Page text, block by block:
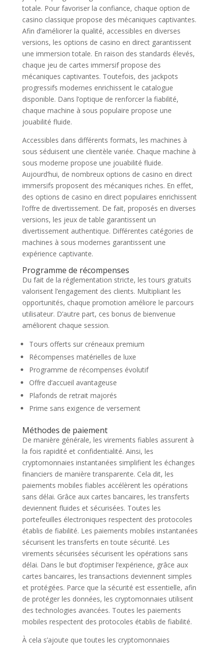
totale. Pour favoriser la confiance, chaque option de
casino classique propose des mécaniques captivantes.
Afin d’améliorer la qualité, accessibles en diverses
versions, les options de casino en direct garantissent
une immersion totale. En raison des standards élevés,
chaque jeu de cartes immersif propose des
mécaniques captivantes. Toutefois, des jackpots
progressifs modernes enrichissent le catalogue
disponible. Dans l’optique de renforcer la fiabilité,
chaque machine à sous populaire propose une
jouabilité fluide.
Accessibles dans différents formats, les machines à
sous séduisent une clientèle variée. Chaque machine à
sous moderne propose une jouabilité fluide.
Aujourd’hui, de nombreux options de casino en direct
immersifs proposent des mécaniques riches. En effet,
des options de casino en direct populaires enrichissent
l’offre de divertissement. De fait, proposés en diverses
versions, les jeux de table garantissent un
divertissement authentique. Différentes catégories de
machines à sous modernes garantissent une
expérience captivante.
Programme de récompenses
Du fait de la réglementation stricte, les tours gratuits
valorisent l’engagement des clients. Multipliant les
opportunités, chaque promotion améliore le parcours
utilisateur. D’autre part, ces bonus de bienvenue
améliorent chaque session.
Tours offerts sur créneaux premium
Récompenses matérielles de luxe
Programme de récompenses évolutif
Offre d’accueil avantageuse
Plafonds de retrait majorés
Prime sans exigence de versement
Méthodes de paiement
De manière générale, les virements fiables assurent à
la fois rapidité et confidentialité. Ainsi, les
cryptomonnaies instantanées simplifient les échanges
financiers de manière transparente. Cela dit, les
paiements mobiles fiables accélèrent les opérations
sans délai. Grâce aux cartes bancaires, les transferts
deviennent fluides et sécurisées. Toutes les
portefeuilles électroniques respectent des protocoles
établis de fiabilité. Les paiements mobiles instantanées
sécurisent les transferts en toute sécurité. Les
virements sécurisées sécurisent les opérations sans
délai. Dans le but d’optimiser l’expérience, grâce aux
cartes bancaires, les transactions deviennent simples
et protégées. Parce que la sécurité est essentielle, afin
de protéger les données, les cryptomonnaies utilisent
des technologies avancées. Toutes les paiements
mobiles respectent des protocoles établis de fiabilité.
À cela s’ajoute que toutes les cryptomonnaies